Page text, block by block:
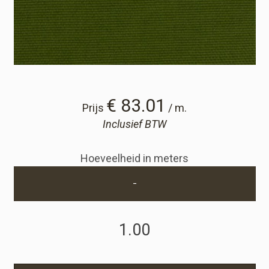
Prijs € 83.01 / m.
Inclusief BTW
Hoeveelheid in meters
-
Winkelwagen
Winkelwagen
Staalaanvraag